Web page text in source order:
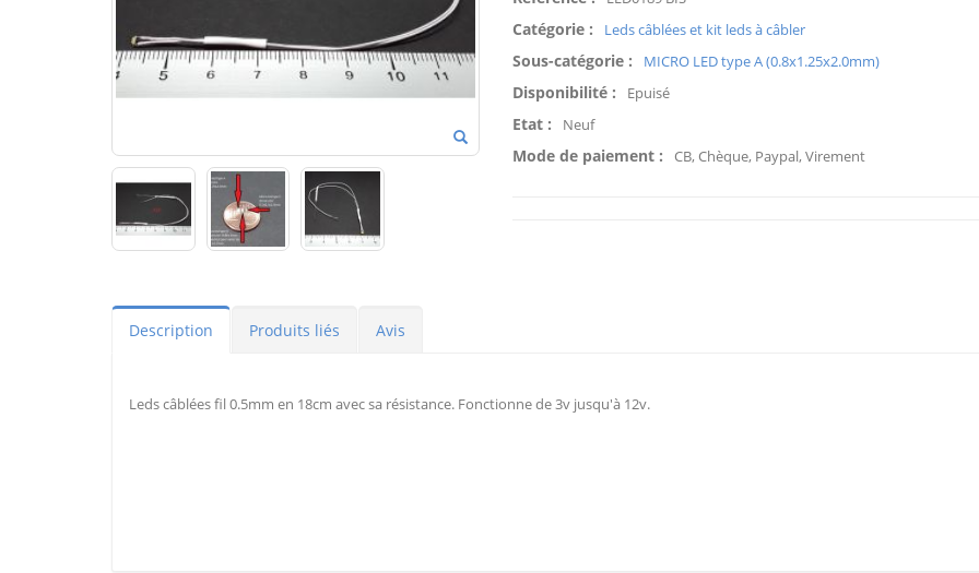
Catégorie : Leds câblées et kit leds à câbler
Sous-catégorie : MICRO LED type A (0.8x1.25x2.0mm)
Disponibilité : Epuisé
Etat : Neuf
Mode de paiement : CB, Chèque, Paypal, Virement
Description Produits liés Avis
Leds câblées fil 0.5mm en 18cm avec sa résistance. Fonctionne de 3v jusqu'à 12v.